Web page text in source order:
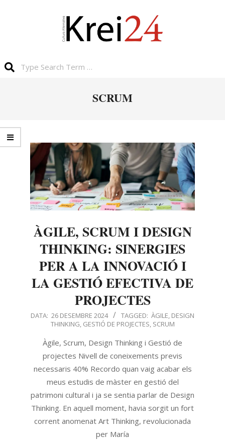
SCRUM
ÀGILE, SCRUM I DESIGN
THINKING: SINERGIES
PER A LA INNOVACIÓ I
LA GESTIÓ EFECTIVA DE
PROJECTES
DATA: 26 DESEMBRE 2024 TAGGED: ÀGILE, DESIGN
THINKING, GESTIÓ DE PROJECTES, SCRUM
Àgile, Scrum, Design Thinking i Gestió de
projectes Nivell de coneixements previs
necessaris 40% Recordo quan vaig acabar els
meus estudis de màster en gestió del
patrimoni cultural i ja se sentia parlar de Design
Thinking. En aquell moment, havia sorgit un fort
corrent anomenat Art Thinking, revolucionada
per María